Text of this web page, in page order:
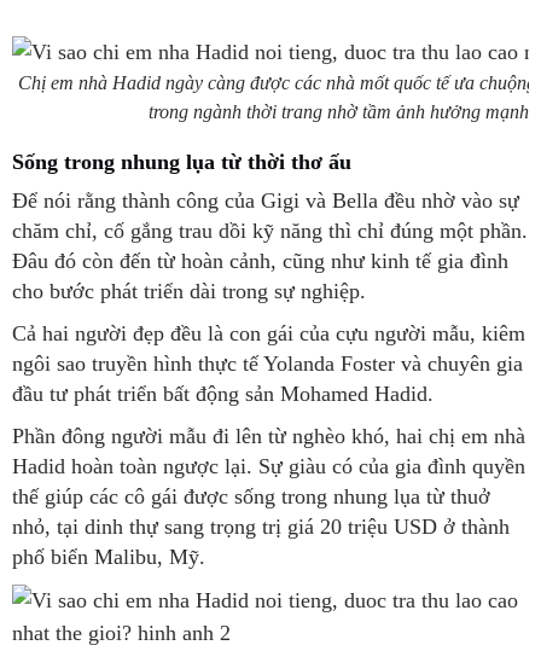
Chị em nhà Hadid ngày càng được các nhà mốt quốc tế ưa
trong ngành thời trang nhờ tầm ảnh hưởng mạnh
Sống trong nhung lụa từ thời thơ ấu
Để nói rằng thành công của Gigi và Bella đều nhờ vào sự
chăm chỉ, cố gắng trau dồi kỹ năng thì chỉ đúng một phần.
Đâu đó còn đến từ hoàn cảnh, cũng như kinh tế gia đình
cho bước phát triển dài trong sự nghiệp.
Cả hai người đẹp đều là con gái của cựu người mẫu, kiêm
ngôi sao truyền hình thực tế Yolanda Foster và chuyên gia
đầu tư phát triển bất động sản Mohamed Hadid.
Phần đông người mẫu đi lên từ nghèo khó, hai chị em nhà
Hadid hoàn toàn ngược lại. Sự giàu có của gia đình quyền
thế giúp các cô gái được sống trong nhung lụa từ thuở
nhỏ, tại dinh thự sang trọng trị giá 20 triệu USD ở thành
phố biển Malibu, Mỹ.